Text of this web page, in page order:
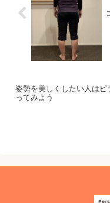
姿勢を美しくしたい人はピ
ってみよう